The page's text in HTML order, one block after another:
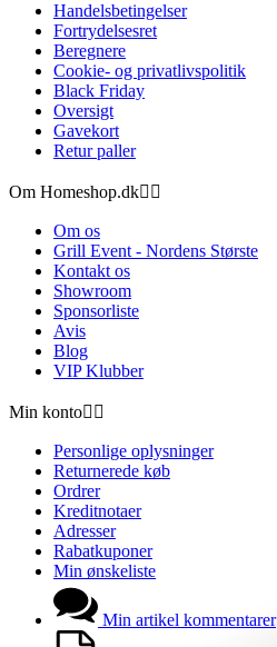
Handelsbetingelser
Fortrydelsesret
Beregnere
Cookie- og privatlivspolitik
Black Friday
Oversigt
Gavekort
Retur paller
Om Homeshop.dk 
Om os
Grill Event - Nordens Største
Kontakt os
Showroom
Sponsorliste
Avis
Blog
VIP Klubber
Min konto 
Personlige oplysninger
Returnerede køb
Ordrer
Kreditnotaer
Adresser
Rabatkuponer
Min ønskeliste
Min artikel kommentarer